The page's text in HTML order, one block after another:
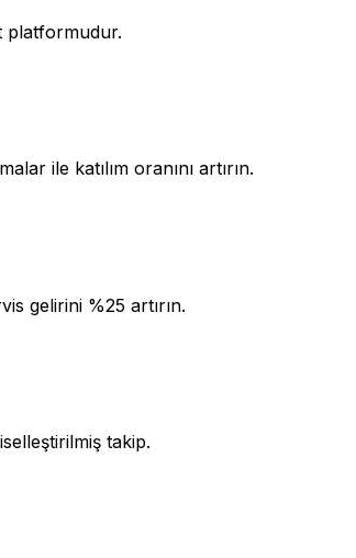
platformudur.
ile katılım oranını artırın.
gelirini %25 artırın.
takip.